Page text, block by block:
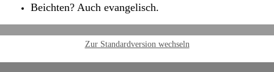
Beichten? Auch evangelisch.
Zur Standardversion wechseln